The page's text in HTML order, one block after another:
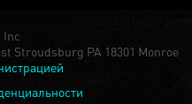
Inc
Stroudsburg PA 18301 Monroe